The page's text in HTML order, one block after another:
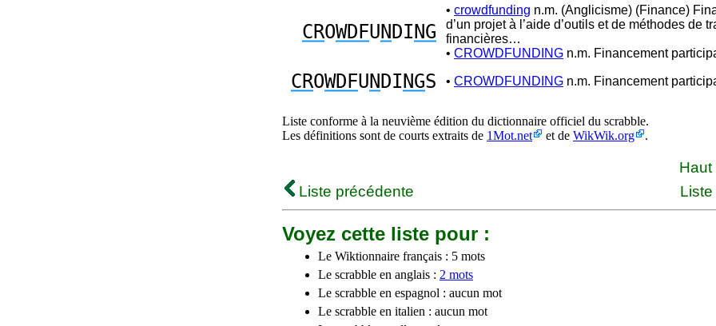
CROWDFUN DI NG
• crowdfunding n.m. (Anglicisme) (Finance)
d’un projet à l’aide d’outils et de méthodes de
financières…
• CROWDFUNDING n.m. Financement
CROWDFUN DI NGS • CROWDFUNDING n.m. Financement
Liste conforme à la neuvième édition du dictionnaire officiel du scrabble.
Les définitions sont de courts extraits de 1Mot.net et de WikWik.org .
Liste précédente
Voyez cette liste pour :
Le Wiktionnaire français : 5 mots
Le scrabble en anglais : 2 mots
Le scrabble en espagnol : aucun mot
Le scrabble en italien : aucun mot